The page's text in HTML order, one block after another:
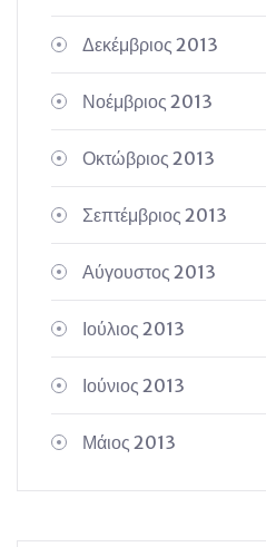
Δεκέμβριος 2013
Νοέμβριος 2013
Οκτώβριος 2013
Σεπτέμβριος 2013
Αύγουστος 2013
Ιούλιος 2013
Ιούνιος 2013
Μάιος 2013